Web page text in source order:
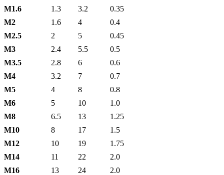
М1.6
1.3 3.2
0.35
М2
1.6 4
0.4
М2.5
2 5
0.45
М3
2.4 5.5
0.5
М3.5
2.8 6
0.6
М4
3.2 7
0.7
М5
4 8
0.8
М6
5 10
1.0
М8
6.5 13
1.25
М10
8 17
1.5
М12
10 19
1.75
М14
11 22
2.0
М16
13 24
2.0